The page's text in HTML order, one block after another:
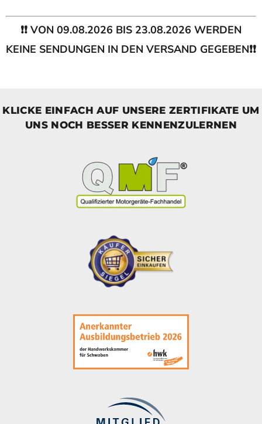
❗❗ VON 09.08.2026 BIS 23.08.2026 WERDEN
KEINE SENDUNGEN IN DEN VERSAND GEGEBEN❗❗
KLICKE EINFACH AUF UNSERE ZERTIFIKATE UM
UNS NOCH BESSER KENNENZULERNEN